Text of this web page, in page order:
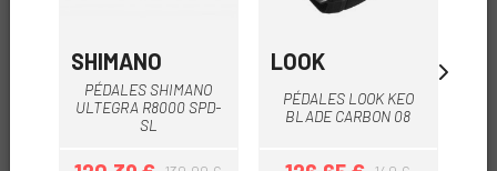
SHIMANO
PÉDALES SHIMANO
ULTEGRA R8000 SPD-
SL
LOOK
PÉDALES LOOK KEO
BLADE CARBON 08